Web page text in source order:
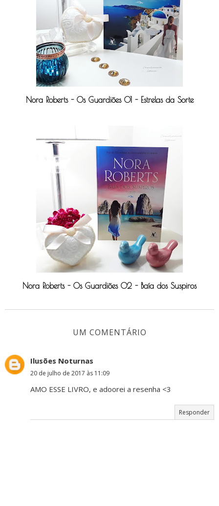
Nora Roberts - Os Guardiões 01 - Estrelas da Sorte
Nora Roberts - Os Guardiões 02 - Baía dos Suspiros
UM COMENTÁRIO
Ilusões Noturnas
20 de julho de 2017 às 11:09
AMO ESSE LIVRO, e adoorei a resenha <3
Responder